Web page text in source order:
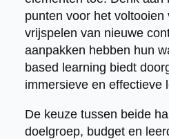
punten voor het
vrijspelen van nieuwe
aanpakken hebben hun
based learning biedt
immersieve en effectieve
De keuze tussen beide
doelgroep, budget en